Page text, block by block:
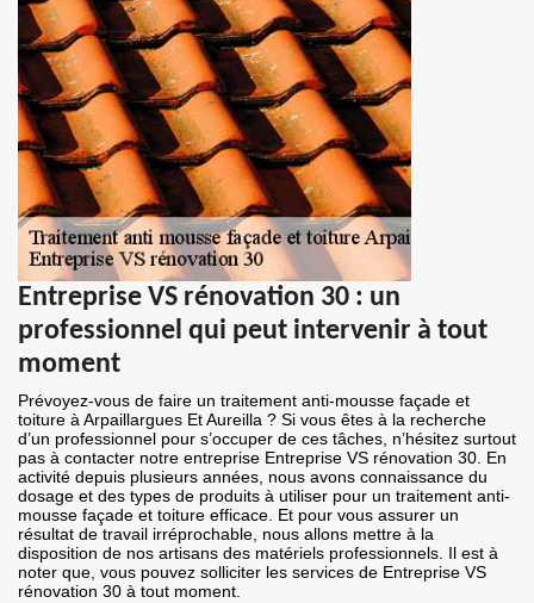
Entreprise VS rénovation 30 : un
professionnel qui peut intervenir à tout
moment
Prévoyez-vous de faire un traitement anti-mousse façade et
toiture à Arpaillargues Et Aureilla ? Si vous êtes à la recherche
d’un professionnel pour s’occuper de ces tâches, n’hésitez surtout
pas à contacter notre entreprise Entreprise VS rénovation 30. En
activité depuis plusieurs années, nous avons connaissance du
dosage et des types de produits à utiliser pour un traitement anti-
mousse façade et toiture efficace. Et pour vous assurer un
résultat de travail irréprochable, nous allons mettre à la
disposition de nos artisans des matériels professionnels. Il est à
noter que, vous pouvez solliciter les services de Entreprise VS
rénovation 30 à tout moment.